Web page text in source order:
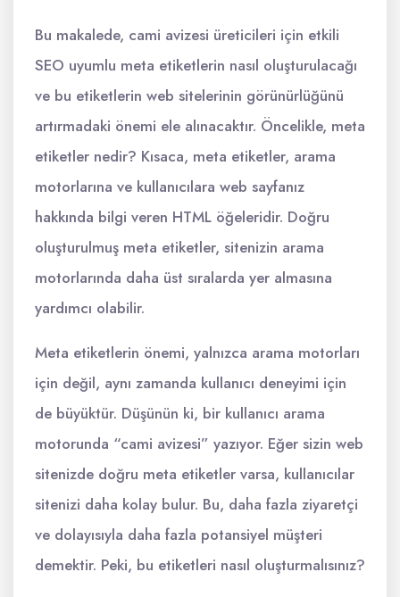
Bu makalede, cami avizesi üreticileri için etkili
SEO uyumlu meta etiketlerin nasıl oluşturulacağı
ve bu etiketlerin web sitelerinin görünürlüğünü
artırmadaki önemi ele alınacaktır. Öncelikle, meta
etiketler nedir? Kısaca, meta etiketler, arama
motorlarına ve kullanıcılara web sayfanız
hakkında bilgi veren HTML öğeleridir. Doğru
oluşturulmuş meta etiketler, sitenizin arama
motorlarında daha üst sıralarda yer almasına
yardımcı olabilir.
Meta etiketlerin önemi, yalnızca arama motorları
için değil, aynı zamanda kullanıcı deneyimi için
de büyüktür. Düşünün ki, bir kullanıcı arama
motorunda “cami avizesi” yazıyor. Eğer sizin web
sitenizde doğru meta etiketler varsa, kullanıcılar
sitenizi daha kolay bulur. Bu, daha fazla ziyaretçi
ve dolayısıyla daha fazla potansiyel müşteri
demektir. Peki, bu etiketleri nasıl oluşturmalısınız?